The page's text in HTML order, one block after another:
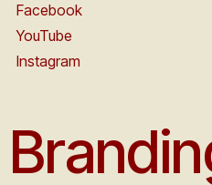
Facebook
YouTube
Instagram